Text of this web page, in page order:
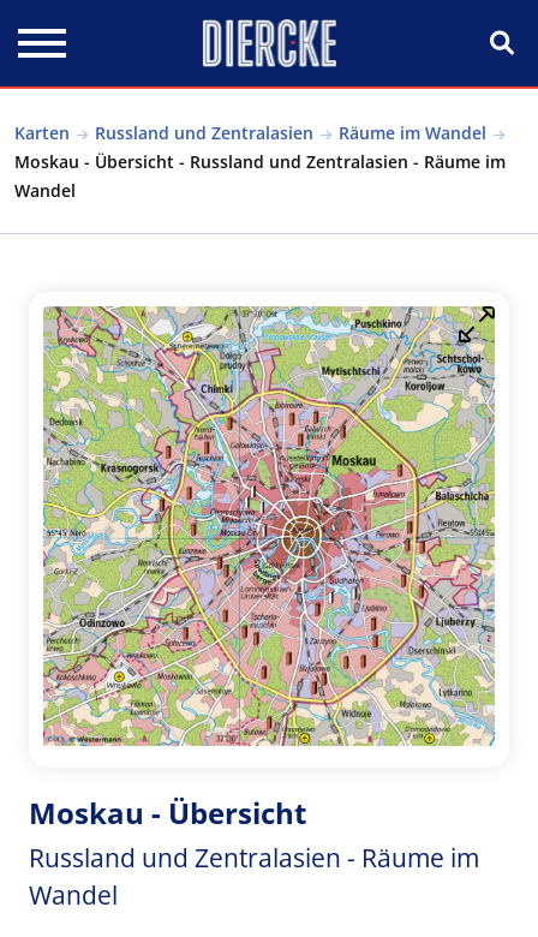
Karten Russland und Zentralasien
Räume im Wandel
Moskau - Übersicht - Russland und Zentralasien - Räume im
Wandel
Moskau - Übersicht
Russland und Zentralasien - Räume im
Wandel